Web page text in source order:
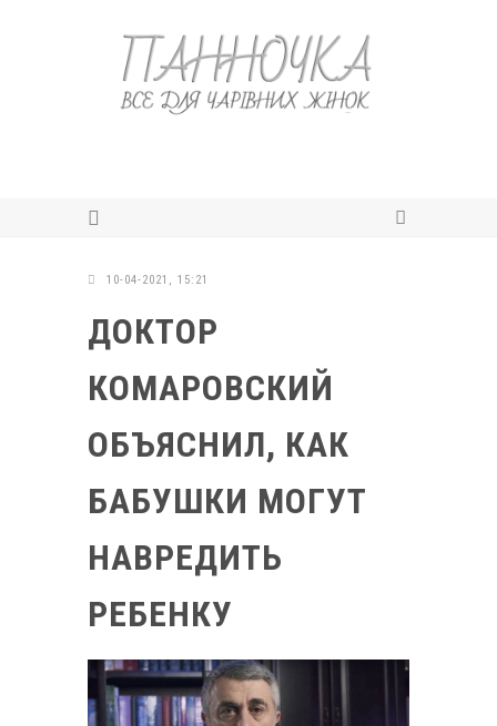
10-04-2021, 15:21
ДОКТОР
КОМАРОВСКИЙ
ОБЪЯСНИЛ, КАК
БАБУШКИ МОГУТ
НАВРЕДИТЬ
РЕБЕНКУ